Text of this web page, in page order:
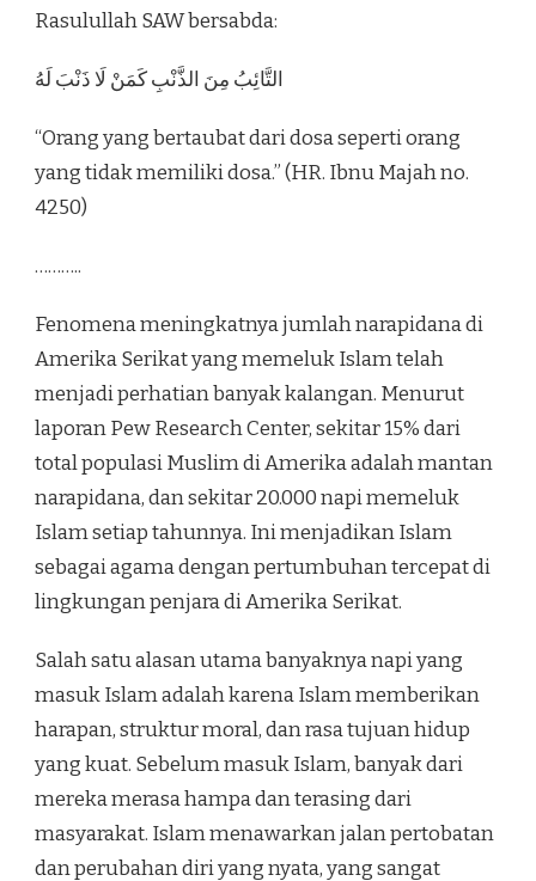
Rasulullah SAW bersabda:
التَّائِبُ مِنَ الذَّنْبِ كَمَنْ لَا ذَنْبَ لَهُ
“Orang yang bertaubat dari dosa seperti orang
yang tidak memiliki dosa.” (HR. Ibnu Majah no.
4250)
………..
Fenomena meningkatnya jumlah narapidana di
Amerika Serikat yang memeluk Islam telah
menjadi perhatian banyak kalangan. Menurut
laporan Pew Research Center, sekitar 15% dari
total populasi Muslim di Amerika adalah mantan
narapidana, dan sekitar 20.000 napi memeluk
Islam setiap tahunnya. Ini menjadikan Islam
sebagai agama dengan pertumbuhan tercepat di
lingkungan penjara di Amerika Serikat.
Salah satu alasan utama banyaknya napi yang
masuk Islam adalah karena Islam memberikan
harapan, struktur moral, dan rasa tujuan hidup
yang kuat. Sebelum masuk Islam, banyak dari
mereka merasa hampa dan terasing dari
masyarakat. Islam menawarkan jalan pertobatan
dan perubahan diri yang nyata, yang sangat